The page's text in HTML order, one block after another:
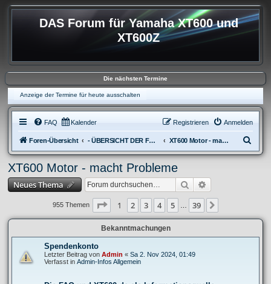
DAS Forum für Yamaha XT600 und
XT600Z
Die nächsten Termine
Anzeige der Termine für heute ausschalten
FAQ Kalender Anmelden
Registrieren
Foren-Übersicht - ÜBERSICHT DER FOREN XT600 XT600 Motor - macht Probleme
u
XT600 Motor - macht Probleme
Neues Thema Suche
955 Themen Seite 1von 39
1 2 3 4 5 39
Bekanntmachungen
Spendenkonto
Letzter Beitrag von Admin « Sa 2. Nov 2024, 01:49
Verfasst in Admin-Infos Allgemein